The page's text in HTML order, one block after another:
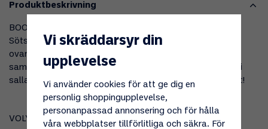
Produktbeskrivning
BOOM SHAKALACK är en mild, fermenterad chilisås.
Sötsyrlig med en lugn och mysig hetta som passar den
ovana chiliätaren liksom den vana. Fantastisk i många
sammanhang. Tex på ost, till asiatiskt mat, på burgare, i
salladsdressingar, till grillat. Fin till det mesta helt enkelt!
VOLYM : 210 ML
Vi skräddarsyr din
upplevelse
Vi använder cookies för att ge dig en
personlig shoppingupplevelse,
personanpassad annonsering och för hålla
våra webbplatser tillförlitliga och säkra. För